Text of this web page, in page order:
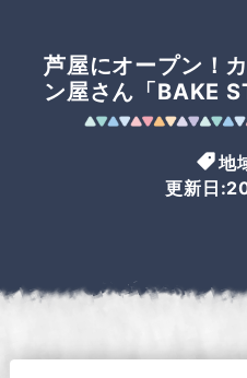
芦屋にオープン！
ン屋さん「BAKE
地
更新日